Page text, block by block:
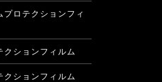
ロテクションフィ
クションフィルム
クションフィルム